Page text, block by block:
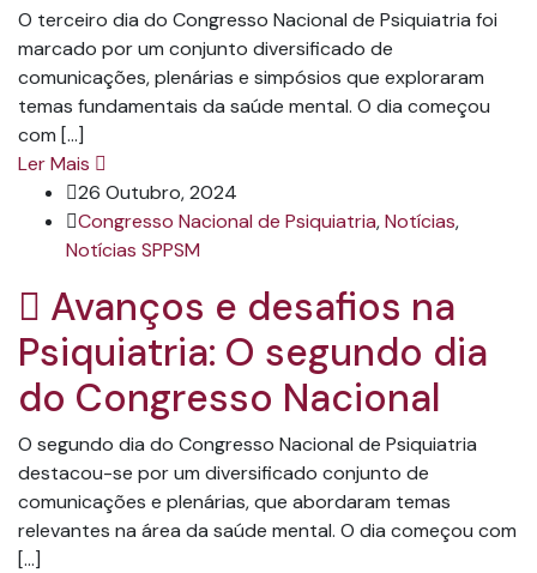
O terceiro dia do Congresso Nacional de Psiquiatria foi
marcado por um conjunto diversificado de
comunicações, plenárias e simpósios que exploraram
temas fundamentais da saúde mental. O dia começou
com […]
Ler Mais
26 Outubro, 2024
Congresso Nacional de Psiquiatria,Notícias,
Notícias SPPSM
Avanços e desafios na
Psiquiatria: O segundo dia
do Congresso Nacional
O segundo dia do Congresso Nacional de Psiquiatria
destacou-se por um diversificado conjunto de
comunicações e plenárias, que abordaram temas
relevantes na área da saúde mental. O dia começou com
[…]